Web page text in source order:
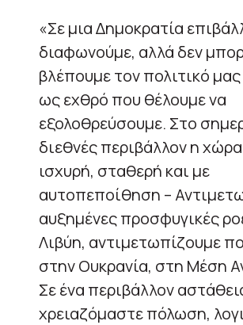
«Σε μια Δημοκρατία
διαφωνούμε, αλλά δεν
βλέπουμε τον πολιτικό
ως εχθρό που θέλουμε να
εξολοθρεύσουμε. Στο
διεθνές περιβάλλον η
ισχυρή, σταθερή και με
αυτοπεποίθηση –
αυξημένες προσφυγικές
Λιβύη, αντιμετωπίζουμε
στην Ουκρανία, στη Μέση
Σε ένα περιβάλλον
χρειαζόμαστε πόλωση,